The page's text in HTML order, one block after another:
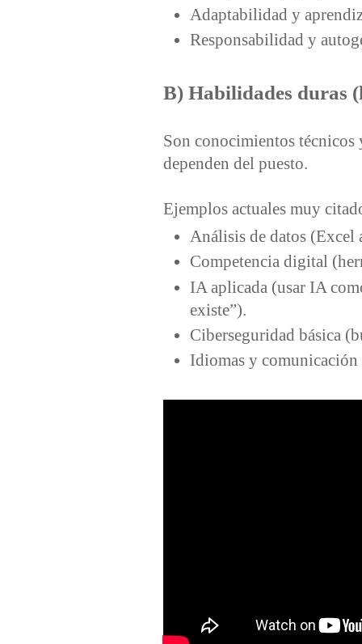
Adaptabilidad y
Responsabilidad y
B) Habilidades duras
Son conocimientos
dependen del puesto.
Ejemplos actuales muy
Análisis de datos (Excel
Competencia digital
IA aplicada (usar IA
existe”).
Ciberseguridad básica
Idiomas y